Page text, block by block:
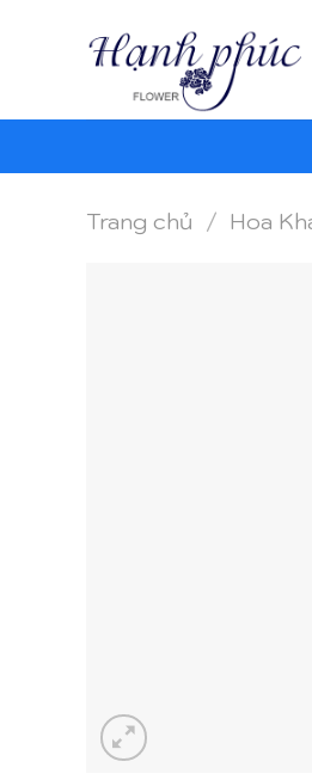
Trang chủ / Hoa